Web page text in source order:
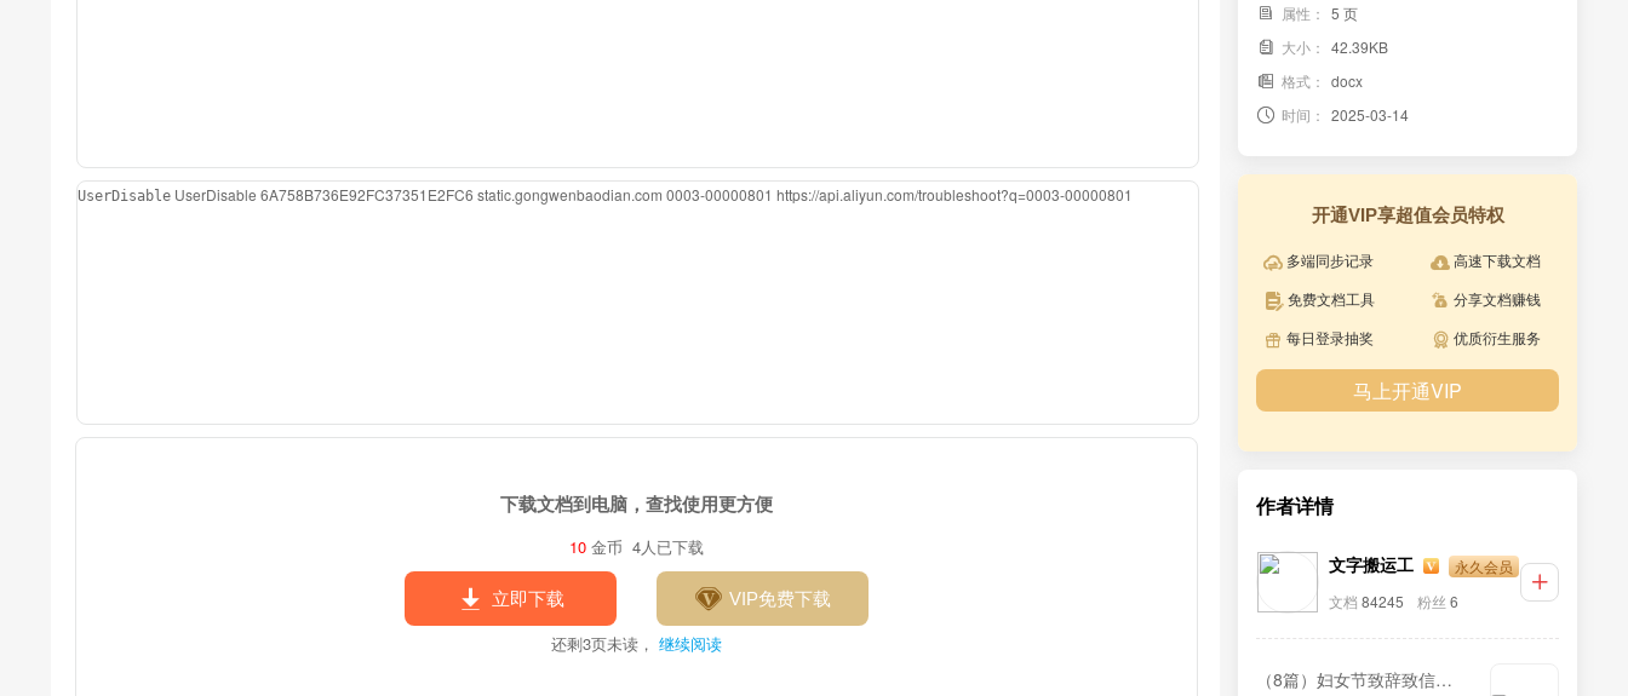
UserDisable UserDisable 6A758B736E92FC37351E2FC6 static.gongwenbaodian.com 0003-00000801 https://api.aliyun.com/troubleshoot?q=0003-00000801
下载文档到电脑，查找使用更方便
10 金币 4人已下载
立即下载 VIP免费下载
还剩3页未读， 继续阅读
属性： 5 页
大小： 42.39KB
格式： docx
时间： 2025-03-14
开通VIP享超值会员特权
多端同步记录
高速下载文档
免费文档工具
分享文档赚钱
每日登录抽奖
优质衍生服务
马上开通VIP
作者详情
文字搬运工
永久会员
文档 84245 粉丝 6
（8篇）妇女节致辞致信汇